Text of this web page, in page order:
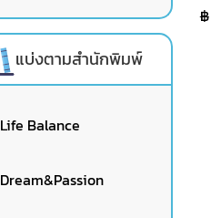
แบ่งตามสำนักพิมพ์
Life Balance
Dream&Passion